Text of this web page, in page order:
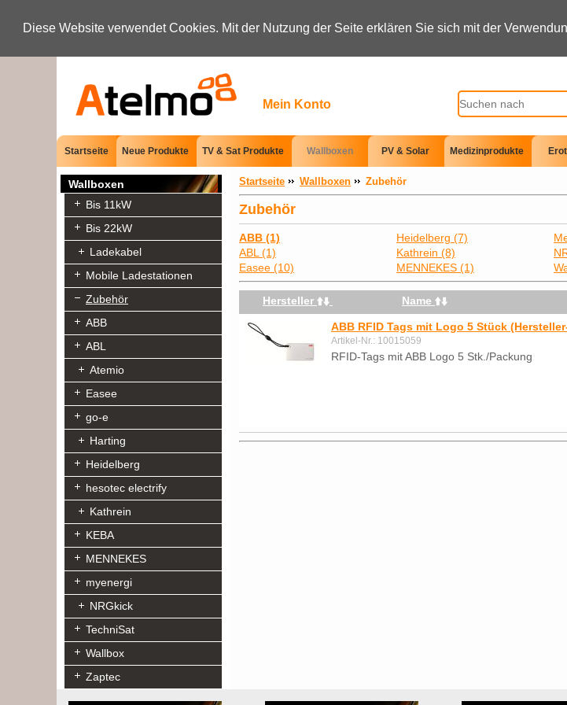
Diese Website verwendet Cookies. Mit der Nutzung der Seite erklären Sie sich mit der
Startseite Neue Produkte TV & Sat Produkte Wallboxen PV & Solar Medizinprodukte
Wallboxen
Bis 11kW
Bis 22kW
Ladekabel
Mobile Ladestationen
Zubehör
ABB
ABL
Atemio
Easee
go-e
Harting
Heidelberg
hesotec electrify
Kathrein
KEBA
MENNEKES
myenergi
NRGkick
TechniSat
Wallbox
Zaptec
Startseite Wallboxen Zubehör
Zubehör
ABB (1)
ABL (1)
Easee (10)
Heidelberg (7)
Kathrein (8)
MENNEKES (1)
Hersteller Name
ABB RFID Tags mit Logo 5 Stück
Artikel-Nr.: 10015059
RFID-Tags mit ABB Logo 5 Stk./Packung